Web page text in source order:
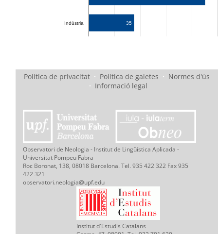
Indústria 35
Política de privacitat · Política de galetes · Normes d'ús
· Informació legal
Observatori de Neologia - Institut de Lingüística Aplicada -
Universitat Pompeu Fabra
Roc Boronat, 138, 08018 Barcelona. Tel. 935 422 322 Fax 935
422 321
observatori.neologia@upf.edu
Institut d'Estudis Catalans